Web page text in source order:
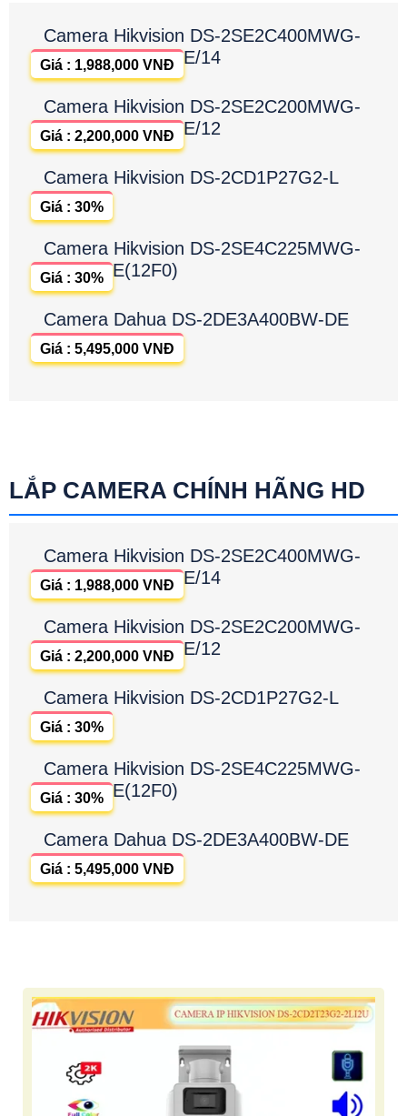
Camera Hikvision DS-2SE2C400MWG-
E/14
Giá : 1,988,000 VNĐ
Camera Hikvision DS-2SE2C200MWG-
E/12
Giá : 2,200,000 VNĐ
Camera Hikvision DS-2CD1P27G2-L
Giá : 30%
Camera Hikvision DS-2SE4C225MWG-
E(12F0)
Giá : 30%
Camera Dahua DS-2DE3A400BW-DE
Giá : 5,495,000 VNĐ
LẮP CAMERA CHÍNH HÃNG HD
Camera Hikvision DS-2SE2C400MWG-
E/14
Giá : 1,988,000 VNĐ
Camera Hikvision DS-2SE2C200MWG-
E/12
Giá : 2,200,000 VNĐ
Camera Hikvision DS-2CD1P27G2-L
Giá : 30%
Camera Hikvision DS-2SE4C225MWG-
E(12F0)
Giá : 30%
Camera Dahua DS-2DE3A400BW-DE
Giá : 5,495,000 VNĐ